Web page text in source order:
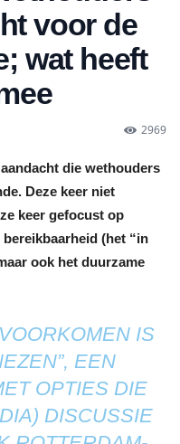
voor de
wat heeft
2969
die wethouders
Deze keer niet
keer gefocust op
(het “in
ook het duurzame
IS
EEN
OPTIES DIE
DISCUSSIE